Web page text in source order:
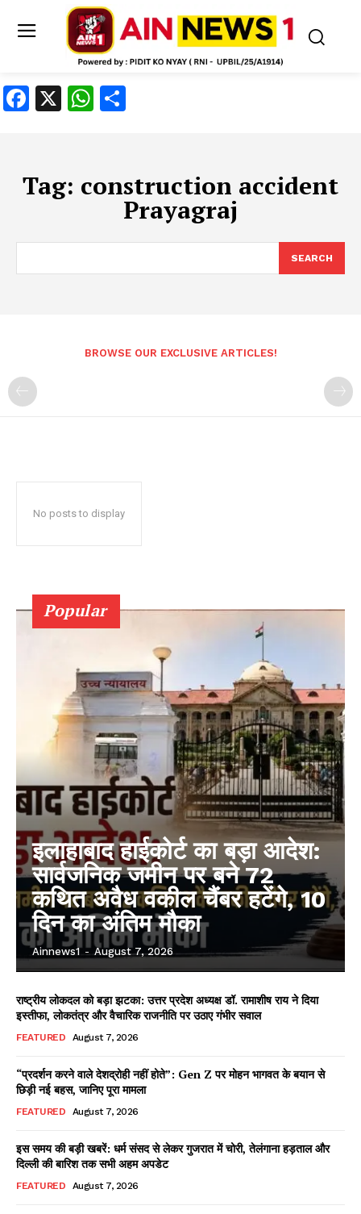
Facebook
X WhatsApp
Share
Facebook
X WhatsApp
Tag: construction accident
Prayagraj
SEARCH
BROWSE OUR EXCLUSIVE ARTICLES!
No posts to display
Popular
इलाहाबाद हाईकोर्ट का बड़ा आदेश:
सार्वजनिक जमीन पर बने 72
कथित अवैध वकील चैंबर हटेंगे, 10
दिन का अंतिम मौका
Ainnews1 - August 7, 2026
राष्ट्रीय लोकदल को बड़ा झटका: उत्तर प्रदेश अध्यक्ष डॉ. रामाशीष राय ने दिया
इस्तीफा, लोकतंत्र और वैचारिक राजनीति पर उठाए गंभीर सवाल
FEATURED August 7, 2026
“प्रदर्शन करने वाले देशद्रोही नहीं होते”: Gen Z पर मोहन भागवत के बयान से
छिड़ी नई बहस, जानिए पूरा मामला
FEATURED August 7, 2026
इस समय की बड़ी खबरें: धर्म संसद से लेकर गुजरात में चोरी, तेलंगाना हड़ताल और
दिल्ली की बारिश तक सभी अहम अपडेट
FEATURED August 7, 2026